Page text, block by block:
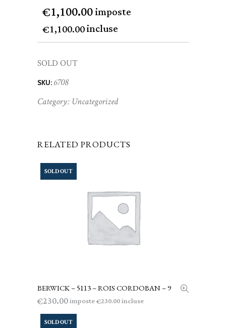
€1,100.00imposte
€1,100.00incluse
SOLD OUT
SKU: 6708
Category: Uncategorized
RELATED PRODUCTS
SOLD OUT
LEGGI TUTTO
BERWICK – 5113 – ROIS CORDOBAN – 9
€230.00imposte€230.00incluse
SOLD OUT